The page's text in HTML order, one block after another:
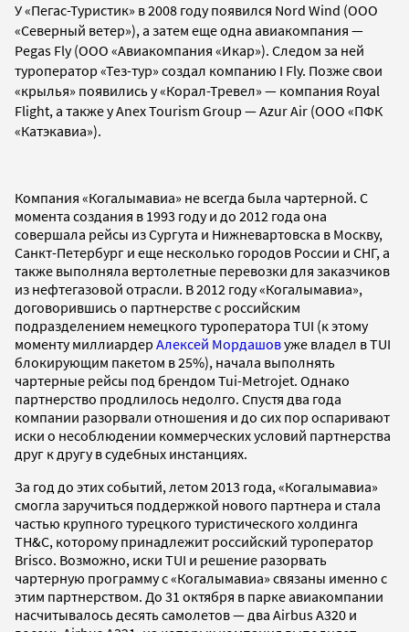
У «Пегас-Туристик» в 2008 году появился Nord Wind (ООО
«Северный ветер»), а затем еще одна авиакомпания —
Pegas Fly (ООО «Авиакомпания «Икар»). Следом за ней
туроператор «Тез-тур» создал компанию I Fly. Позже свои
«крылья» появились у «Корал-Тревел» — компания Royal
Flight, а также у Anex Tourism Group — Azur Air (ООО «ПФК
«Катэкавиа»).
Компания «Когалымавиа» не всегда была чартерной. С
момента создания в 1993 году и до 2012 года она
совершала рейсы из Сургута и Нижневартовска в Москву,
Санкт-Петербург и еще несколько городов России и СНГ, а
также выполняла вертолетные перевозки для заказчиков
из нефтегазовой отрасли. В 2012 году «Когалымавиа»,
договорившись о партнерстве с российским
подразделением немецкого туроператора TUI (к этому
моменту миллиардер Алексей Мордашовуже владел в TUI
блокирующим пакетом в 25%), начала выполнять
чартерные рейсы под брендом Tui-Metrojet. Однако
партнерство продлилось недолго. Спустя два года
компании разорвали отношения и до сих пор оспаривают
иски о несоблюдении коммерческих условий партнерства
друг к другу в судебных инстанциях.
За год до этих событий, летом 2013 года, «Когалымавиа»
смогла заручиться поддержкой нового партнера и стала
частью крупного турецкого туристического холдинга
TH&C, которому принадлежит российский туроператор
Brisco. Возможно, иски TUI и решение разорвать
чартерную программу с «Когалымавиа» связаны именно с
этим партнерством. До 31 октября в парке авиакомпании
насчитывалось десять самолетов — два Airbus A320 и